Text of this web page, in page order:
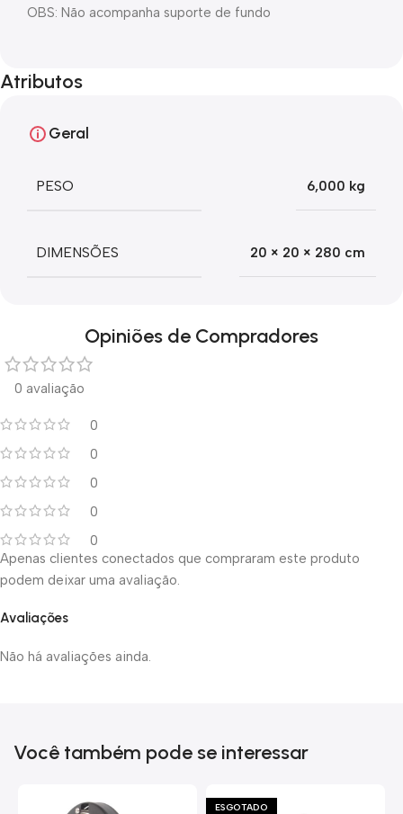
OBS: Não acompanha suporte de fundo
Atributos
Geral
PESO 6,000 kg
DIMENSÕES 20 × 20 × 280 cm
Opiniões de Compradores
0 avaliação
0
0
0
0
0
Avaliações
Não há avaliações ainda.
Apenas clientes conectados que compraram este produto
podem deixar uma avaliação.
Você também pode se interessar
ESGOTADO